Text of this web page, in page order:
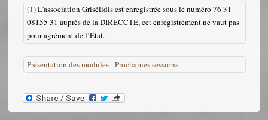
(1)L'association Grisélidis est enregistrée sous le numéro 76 31
08155 31 auprès de la DIRECCTE, cet enregistrement ne vaut pas
pour agrément de l’État.
Présentation des modules-Prochaines sessions